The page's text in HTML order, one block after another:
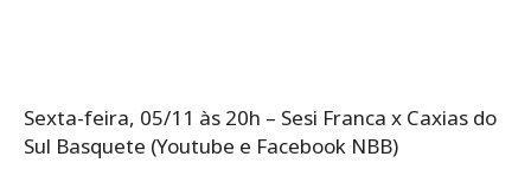
Sexta-feira, 05/11 às 20h – Sesi Franca x Caxias do
Sul Basquete (Youtube e Facebook NBB)